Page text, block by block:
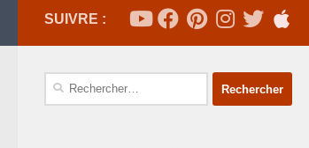
SUIVRE :
Rechercher :